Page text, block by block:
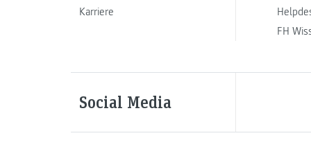
Karriere
FH
Social Media